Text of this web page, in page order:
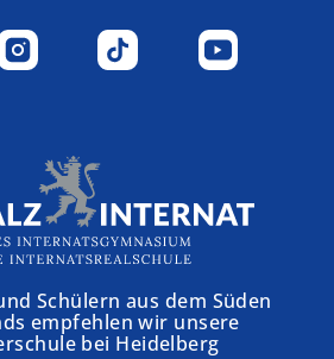
Schülern aus dem Süden
empfehlen wir unsere
bei Heidelberg